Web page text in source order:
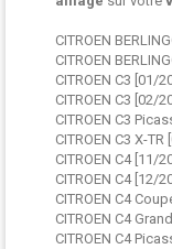
CITROEN
CITROEN
CITROEN C3 [01/
CITROEN C3 [02/
CITROEN C3
CITROEN C3 X-
CITROEN C4 [11/
CITROEN C4 [12/
CITROEN C4
CITROEN C4
CITROEN C4